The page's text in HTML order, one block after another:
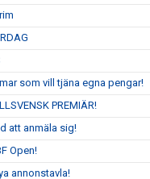
som vill tjäna egna pengar!
PREMIÄR!
att anmäla sig!
Open!
annonstavla!